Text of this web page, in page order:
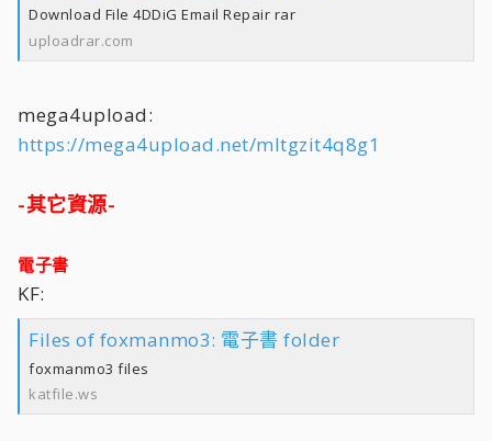
Download File 4DDiG Email Repair rar
uploadrar.com
mega4upload:
https://mega4upload.net/mltgzit4q8g1
-其它資源-
電子書
KF:
Files of foxmanmo3: 電子書 folder
foxmanmo3 files
katfile.ws